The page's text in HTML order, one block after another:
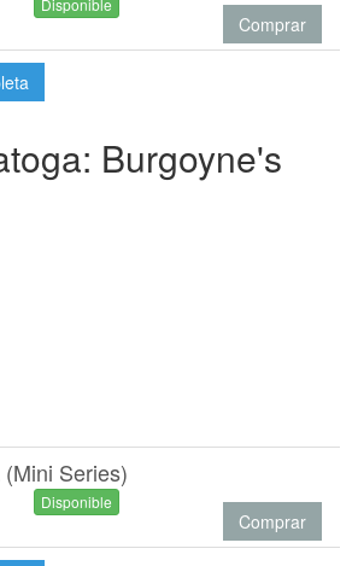
Disponible
Comprar
Burgoyne's
Series)
Disponible
Comprar